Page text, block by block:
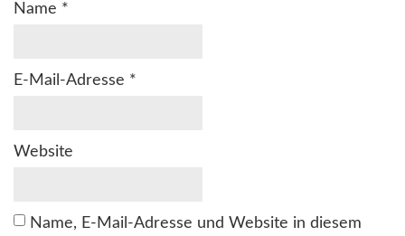
Name *
E-Mail-Adresse *
Website
Name, E-Mail-Adresse und Website in diesem